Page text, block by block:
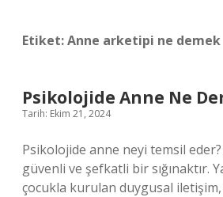
Etiket:Anne arketipi ne demek
Psikolojide Anne Ne
Tarih: Ekim 21, 2024
Psikolojide anne neyi temsil
güvenli ve şefkatli bir sığınaktır.
çocukla kurulan duygusal